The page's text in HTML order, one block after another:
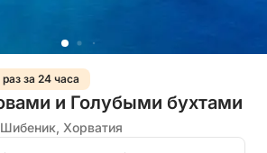
за 24 часа
и Голубыми бухтами
Хорватия